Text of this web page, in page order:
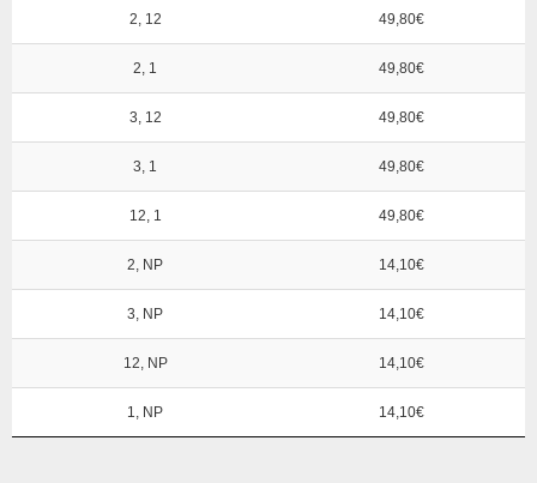
2, 12 49,80€
2, 1 49,80€
3, 12 49,80€
3, 1 49,80€
12, 1 49,80€
2, NP 14,10€
3, NP 14,10€
12, NP 14,10€
1, NP 14,10€